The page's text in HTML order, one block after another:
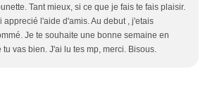
Tant mieux, si ce que je fais te fais plaisir.
apprecié l'aide d'amis. Au debut , j'etais
Je te souhaite une bonne semaine en
tu vas bien. J'ai lu tes mp, merci. Bisous.